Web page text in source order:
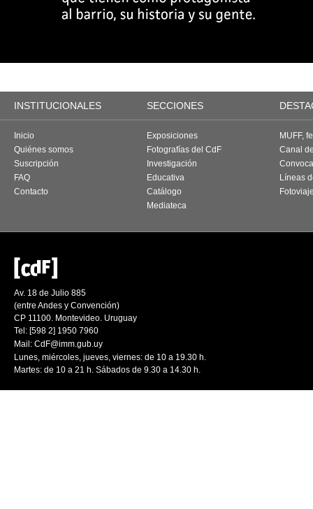
INSTITUCIONALES SECCIONES
Inicio
Quiénes somos
Suscripción
FAQ
Contacto
Exposiciones
Fotografías del CdF
Investigación
Educativa
Catálogo
Mediateca
MUFF,
Canal
Líneas
Av. 18 de Julio 885
(entre Andes y Convención)
CP 11100. Montevideo. Uruguay
Tel: [598 2] 1950 7960
Mail: CdF@imm.gub.uy
Lunes, miércoles, jueves, viernes: de 10 a 19.30 h.
Martes: de 10 a 21 h. Sábados de 9.30 a 14.30 h.